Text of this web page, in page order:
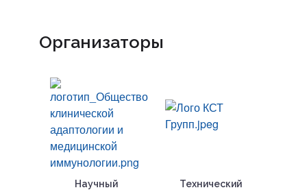
Организаторы
Научный
Технический